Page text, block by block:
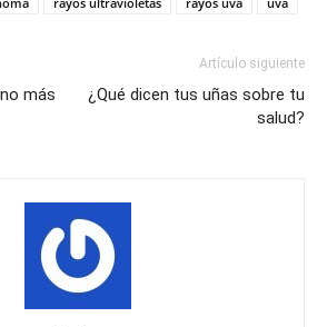
más
Artículo siguiente
¿Qué dicen tus uñas sobre tu
salud?